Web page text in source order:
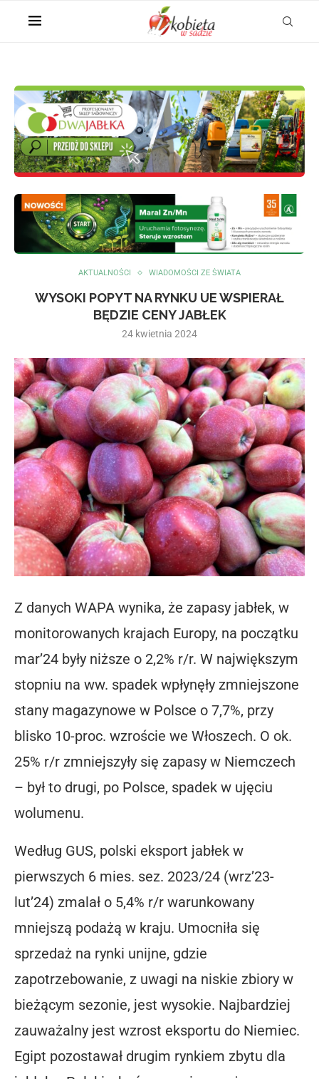
AKTUALNOŚCI WIADOMOŚCI ZE ŚWIATA
WYSOKI POPYT NA RYNKU UE WSPIERAŁ
BĘDZIE CENY JABŁEK
24 kwietnia 2024
Z danych WAPA wynika, że zapasy jabłek, w
monitorowanych krajach Europy, na początku
mar’24 były niższe o 2,2% r/r. W największym
stopniu na ww. spadek wpłynęły zmniejszone
stany magazynowe w Polsce o 7,7%, przy
blisko 10-proc. wzroście we Włoszech. O ok.
25% r/r zmniejszyły się zapasy w Niemczech
– był to drugi, po Polsce, spadek w ujęciu
wolumenu.
Według GUS, polski eksport jabłek w
pierwszych 6 mies. sez. 2023/24 (wrz’23-
lut’24) zmalał o 5,4% r/r warunkowany
mniejszą podażą w kraju. Umocniła się
sprzedaż na rynki unijne, gdzie
zapotrzebowanie, z uwagi na niskie zbiory w
bieżącym sezonie, jest wysokie. Najbardziej
zauważalny jest wzrost eksportu do Niemiec.
Egipt pozostawał drugim rynkiem zbytu dla